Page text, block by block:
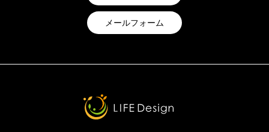
メールフォーム